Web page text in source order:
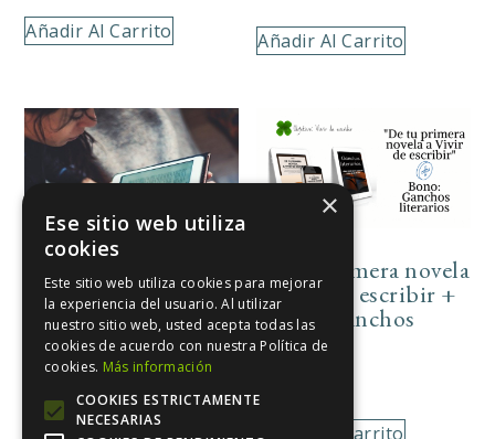
Añadir Al Carrito Añadir Al Carrito
Reserva de la
maquetación de tu
libro para Amazon
8,26€
Añadir Al Carrito
De tu primera novela
a Vivir de escribir +
Bonus Ganchos
literarios
Añadir Al Carrito
×
Ese sitio web utiliza
cookies
Este sitio web utiliza cookies para mejorar
la experiencia del usuario. Al utilizar
nuestro sitio web, usted acepta todas las
cookies de acuerdo con nuestra Política de
cookies. Más información
COOKIES ESTRICTAMENTE
NECESARIAS